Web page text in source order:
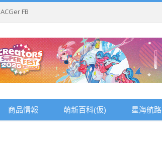
ACGer FB
商品情報 萌新百科(仮) 星海航路